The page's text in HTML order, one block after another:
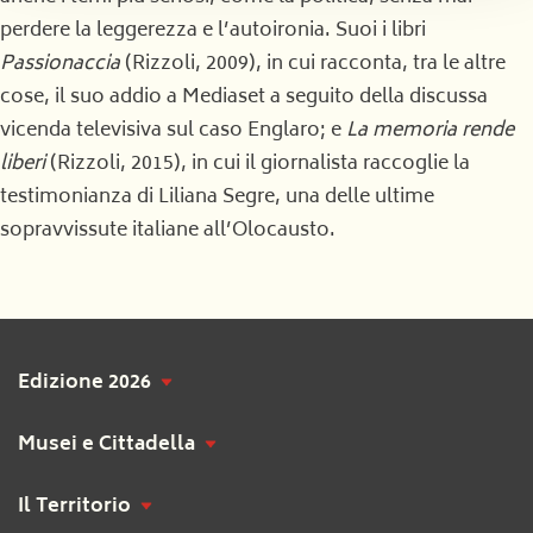
perdere la leggerezza e l’autoironia. Suoi i libri
Passionaccia(Rizzoli, 2009), in cui racconta, tra le altre
cose, il suo addio a Mediaset a seguito della discussa
vicenda televisiva sul caso Englaro; eLa memoria rende
liberi(Rizzoli, 2015), in cui il giornalista raccoglie la
testimonianza di Liliana Segre, una delle ultime
sopravvissute italiane all’Olocausto.
Edizione 2026
Musei e Cittadella
Il Territorio